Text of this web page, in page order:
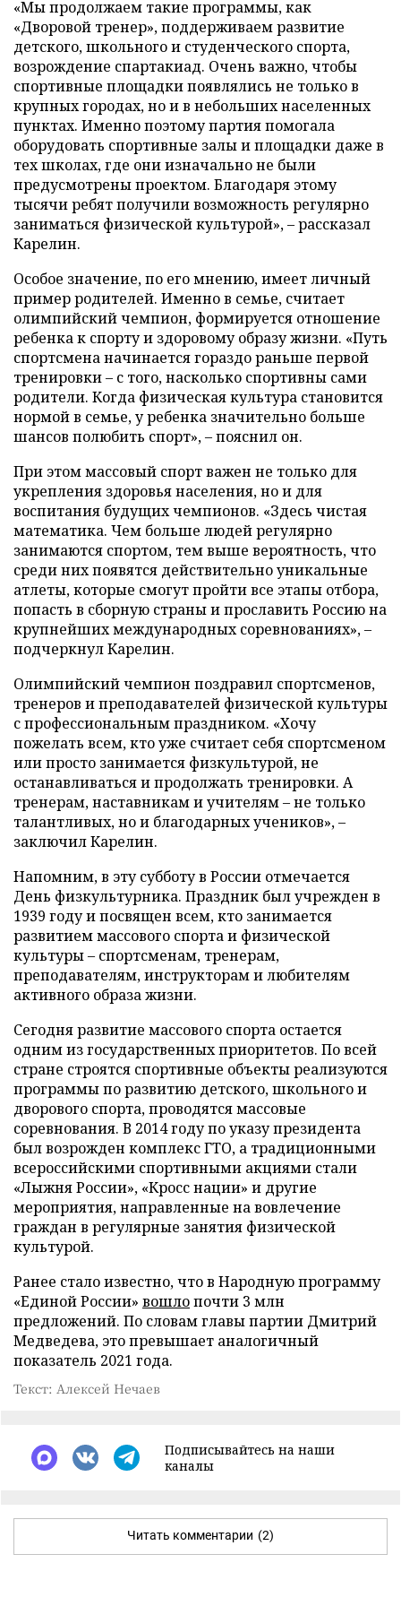
«Мы продолжаем такие программы, как
«Дворовой тренер», поддерживаем развитие
детского, школьного и студенческого спорта,
возрождение спартакиад. Очень важно, чтобы
спортивные площадки появлялись не только в
крупных городах, но и в небольших населенных
пунктах. Именно поэтому партия помогала
оборудовать спортивные залы и площадки даже в
тех школах, где они изначально не были
предусмотрены проектом. Благодаря этому
тысячи ребят получили возможность регулярно
заниматься физической культурой», – рассказал
Карелин.
Особое значение, по его мнению, имеет личный
пример родителей. Именно в семье, считает
олимпийский чемпион, формируется отношение
ребенка к спорту и здоровому образу жизни. «Путь
спортсмена начинается гораздо раньше первой
тренировки – с того, насколько спортивны сами
родители. Когда физическая культура становится
нормой в семье, у ребенка значительно больше
шансов полюбить спорт», – пояснил он.
При этом массовый спорт важен не только для
укрепления здоровья населения, но и для
воспитания будущих чемпионов. «Здесь чистая
математика. Чем больше людей регулярно
занимаются спортом, тем выше вероятность, что
среди них появятся действительно уникальные
атлеты, которые смогут пройти все этапы отбора,
попасть в сборную страны и прославить Россию на
крупнейших международных соревнованиях», –
подчеркнул Карелин.
Олимпийский чемпион поздравил спортсменов,
тренеров и преподавателей физической культуры
с профессиональным праздником. «Хочу
пожелать всем, кто уже считает себя спортсменом
или просто занимается физкультурой, не
останавливаться и продолжать тренировки. А
тренерам, наставникам и учителям – не только
талантливых, но и благодарных учеников», –
заключил Карелин.
Напомним, в эту субботу в России отмечается
День физкультурника. Праздник был учрежден в
1939 году и посвящен всем, кто занимается
развитием массового спорта и физической
культуры – спортсменам, тренерам,
преподавателям, инструкторам и любителям
активного образа жизни.
Сегодня развитие массового спорта остается
одним из государственных приоритетов. По всей
стране строятся спортивные объекты реализуются
программы по развитию детского, школьного и
дворового спорта, проводятся массовые
соревнования. В 2014 году по указу президента
был возрожден комплекс ГТО, а традиционными
всероссийскими спортивными акциями стали
«Лыжня России», «Кросс нации» и другие
мероприятия, направленные на вовлечение
граждан в регулярные занятия физической
культурой.
Ранее стало известно, что в Народную программу
«Единой России» вошлопочти 3 млн
предложений. По словам главы партии Дмитрий
Медведева, это превышает аналогичный
показатель 2021 года.
Текст: Алексей Нечаев
Подписывайтесь на наши
каналы
Читать комментарии (2)